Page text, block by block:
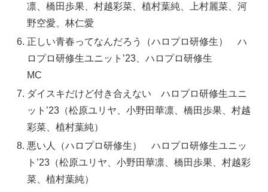
凛、橋田歩果、村越彩菜、植村葉純、上村麗菜、河
野空愛、林仁愛
正しい青春ってなんだろう（ハロプロ研修生） ハ
ロプロ研修生ユニット’23、ハロプロ研修生
MC
ダイスキだけど付き合えない ハロプロ研修生ユニ
ット’23（松原ユリヤ、小野田華凛、橋田歩果、村越
彩菜、植村葉純）
悪い人（ハロプロ研修生） ハロプロ研修生ユニッ
ト’23（松原ユリヤ、小野田華凛、橋田歩果、村越彩
菜、植村葉純）